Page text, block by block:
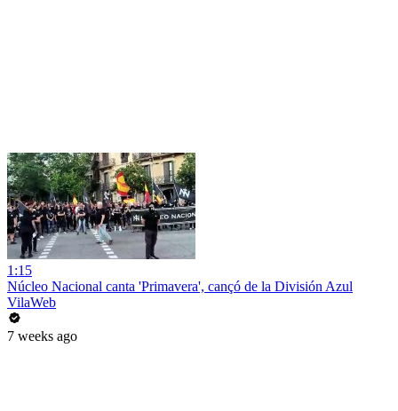
1:15
Núcleo Nacional canta 'Primavera', cançó de la División Azul
VilaWeb
7 weeks ago